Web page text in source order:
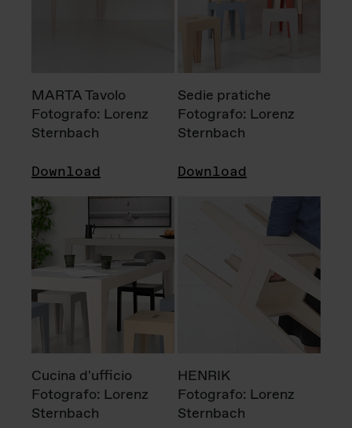
MARTA Tavolo
Fotografo: Lorenz
Sternbach
Download
Sedie pratiche
Fotografo: Lorenz
Sternbach
Download
Cucina d'ufficio
Fotografo: Lorenz
Sternbach
HENRIK
Fotografo: Lorenz
Sternbach